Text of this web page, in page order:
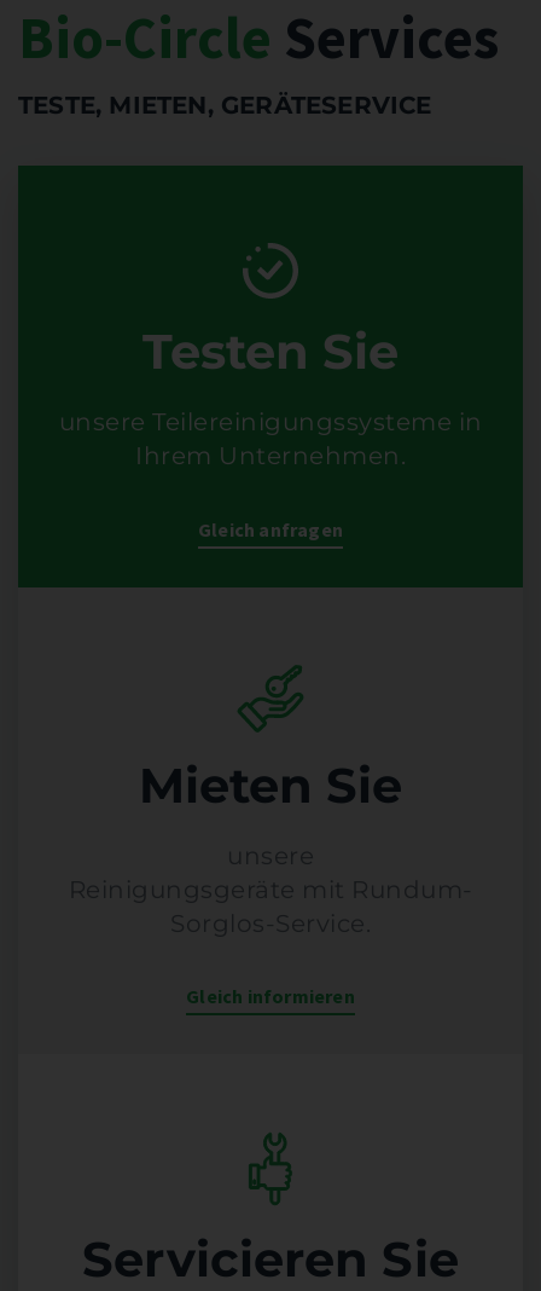
Bio-Circle Services
TESTE, MIETEN, GERÄTESERVICE
Testen Sie
unsere Teilereinigungssysteme in
Ihrem Unternehmen.
Gleich anfragen
Mieten Sie
unsere
Reinigungsgeräte mit Rundum-
Sorglos-Service.
Gleich informieren
Servicieren Sie